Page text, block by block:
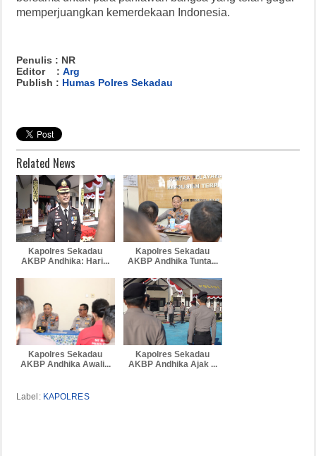
memperjuangkan kemerdekaan Indonesia.
Penulis : NR
Editor : Arg
Publish : Humas Polres Sekadau
Related News
Kapolres Sekadau
AKBP Andhika: Hari...
Kapolres Sekadau
AKBP Andhika Tunta...
Kapolres Sekadau
AKBP Andhika Awali...
Kapolres Sekadau
AKBP Andhika Ajak ...
Label: KAPOLRES